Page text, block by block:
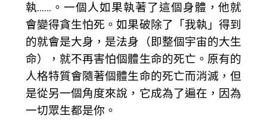
執……。一個人如果執著了這個身體，他就
會變得貪生怕死。如果破除了「我執」得到
的就會是大身，是法身（即整個宇宙的大生
命），就不再害怕個體生命的死亡。原有的
人格特質會隨著個體生命的死亡而消滅，但
是從另一個角度來說，它成為了遍在，因為
一切眾生都是你。